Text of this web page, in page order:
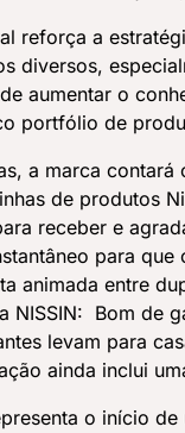
reforça a
diversos,
aumentar o
portfólio de
a marca
de produtos
receber e
para
animada entre
NISSIN: Bom de
levam para
ainda inclui
o início